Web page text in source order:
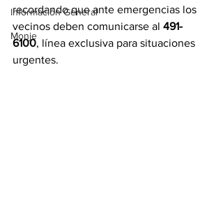
Información General
Monje
recordando que ante emergencias los
vecinos deben comunicarse al 491-
6100, línea exclusiva para situaciones
urgentes.